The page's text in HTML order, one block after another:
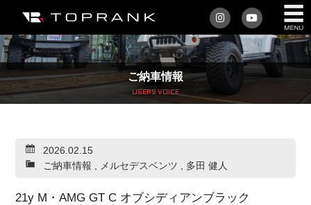
私たちについて
車を買う
アフターサービス
ご納車情報
USERS VOICE
2026.02.15
ご納車情報 , メルセデスベンツ , 多田 健人
21y M・AMG GT C オブシディアンブラック